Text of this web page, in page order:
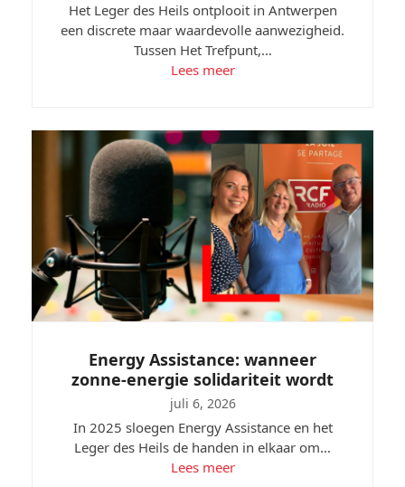
Het Leger des Heils ontplooit in Antwerpen
een discrete maar waardevolle aanwezigheid.
Tussen Het Trefpunt,…
Lees meer
Energy Assistance: wanneer
zonne-energie solidariteit wordt
juli 6, 2026
In 2025 sloegen Energy Assistance en het
Leger des Heils de handen in elkaar om…
Lees meer